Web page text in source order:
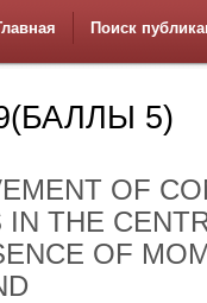
Поиск
5)
OF
IN THE
OF